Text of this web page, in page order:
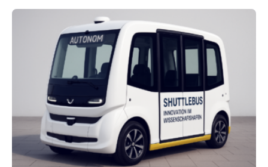
das Fraunhofer Institut für Integrierte Schaltungen IIS
die kommunikationstechnische Umsetzung erforscht,
untersucht das IPH – Institut für Integrierte Produktion
Hannover gGmbH anhand von
Materialflusssimulationen, ob die dezentrale Steuerung
effizienter ist als die zentrale Steuerung. Dafür sucht
das IPH noch Unternehmen, die Interesse daran haben,
am realen Beispiel ihrer Fabrik…